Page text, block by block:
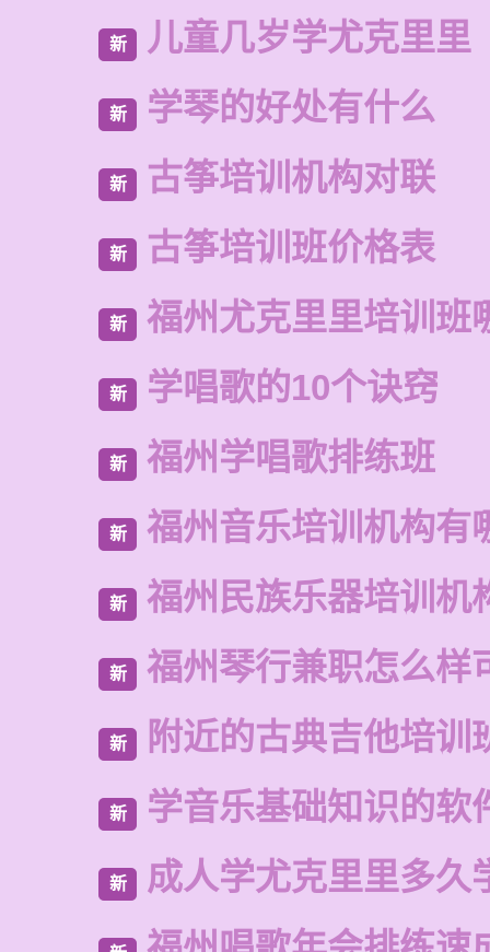
新 儿童几岁学尤克里里
新 学琴的好处有什么
新 古筝培训机构对联
新 古筝培训班价格表
新 福州尤克里里培训班
新 学唱歌的10个诀窍
新 福州学唱歌排练班
新 福州音乐培训机构有
新 福州民族乐器培训机
新 福州琴行兼职怎么样
新 附近的古典吉他培训
新 学音乐基础知识的软
新 成人学尤克里里多久